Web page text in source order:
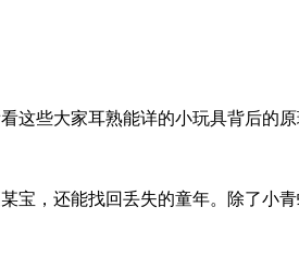
这些大家耳熟能详的小玩具背后的原
宝，还能找回丢失的童年。除了小